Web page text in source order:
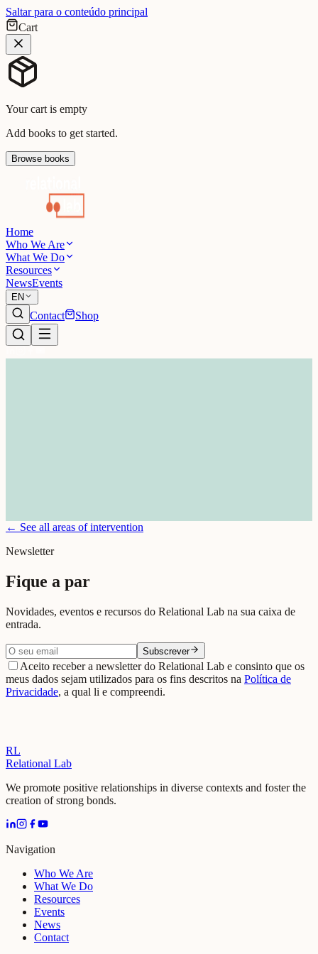
Saltar para o conteúdo principal
Cart
Your cart is empty
Add books to get started.
Browse books
Home
Who We Are
What We Do
Resources
NewsEvents
EN
Contact Shop
Leadership
← See all areas of intervention
Newsletter
Fique a par
Novidades, eventos e recursos do Relational Lab na sua caixa de
entrada.
Subscrever
Aceito receber a newsletter do Relational Lab e consinto que os
meus dados sejam utilizados para os fins descritos na Política de
Privacidade, a qual li e compreendi.
RL
Relational Lab
We promote positive relationships in diverse contexts and foster the
creation of strong bonds.
Navigation
Who We Are
What We Do
Resources
Events
News
Contact